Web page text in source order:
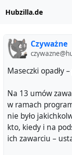
Hubzilla.de
Czyważne
Maseczki opadły
Na 13 umów
w ramach
nie było
kto, kiedy i na
ich zawarciu –